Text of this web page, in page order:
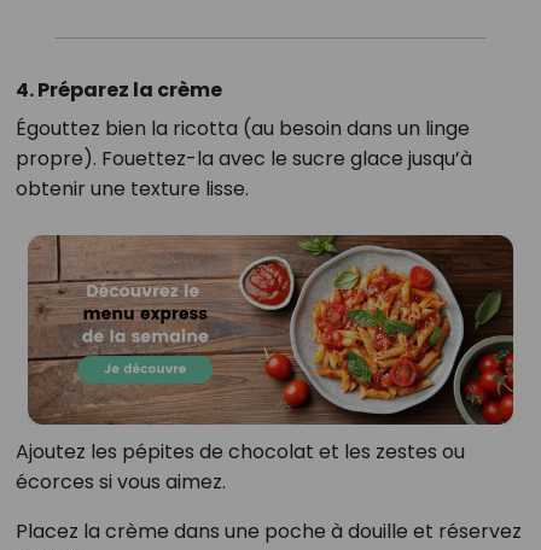
4. Préparez la crème
Égouttez bien la ricotta (au besoin dans un linge
propre). Fouettez-la avec le sucre glace jusqu’à
obtenir une texture lisse.
Ajoutez les pépites de chocolat et les zestes ou
écorces si vous aimez.
Placez la crème dans une poche à douille et réservez